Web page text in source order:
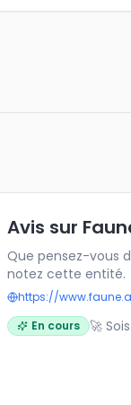
Avis sur
Que pensez-vous
notez cette entité.
https://
En cours
🚀